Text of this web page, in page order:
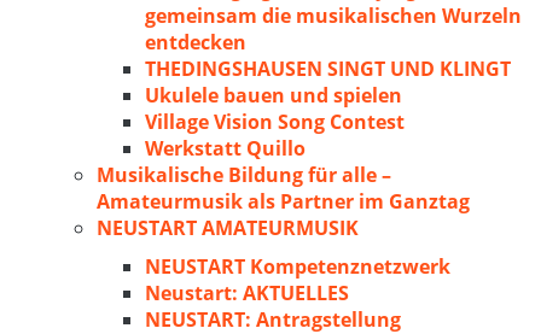
gemeinsam die musikalischen Wurzeln
entdecken
THEDINGSHAUSEN SINGT UND KLINGT
Ukulele bauen und spielen
Village Vision Song Contest
Werkstatt Quillo
Musikalische Bildung für alle –
Amateurmusik als Partner im Ganztag
NEUSTART AMATEURMUSIK
NEUSTART Kompetenznetzwerk
Neustart: AKTUELLES
NEUSTART: Antragstellung